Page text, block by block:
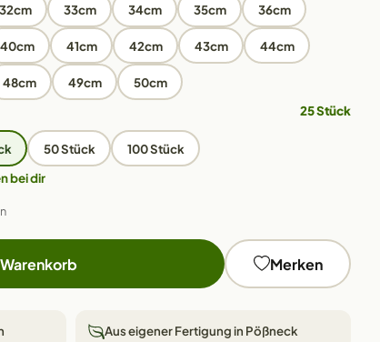
32cm 33cm 34cm 35cm 36cm
40cm 41cm 42cm 43cm 44cm
48cm 49cm 50cm
25 Stück
50 Stück
100 Stück
bei dir
Merken
Aus eigener Fertigung in Pößneck